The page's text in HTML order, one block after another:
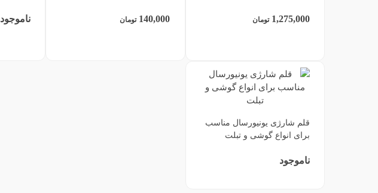
1,275,000 تومان 140,000 تومان ناموجود
قلم شارژی یونیورسال مناسب
برای انواع گوشی و تبلت
ناموجود